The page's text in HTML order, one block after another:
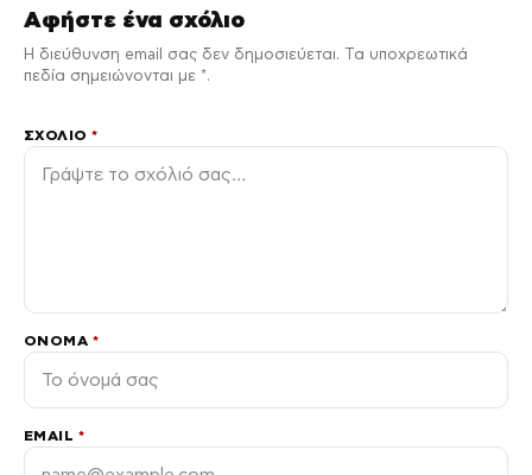
Αφήστε ένα σχόλιο
Η διεύθυνση email σας δεν δημοσιεύεται. Τα υποχρεωτικά
πεδία σημειώνονται με *.
ΣΧΌΛΙΟ*
ΌΝΟΜΑ *
EMAIL *